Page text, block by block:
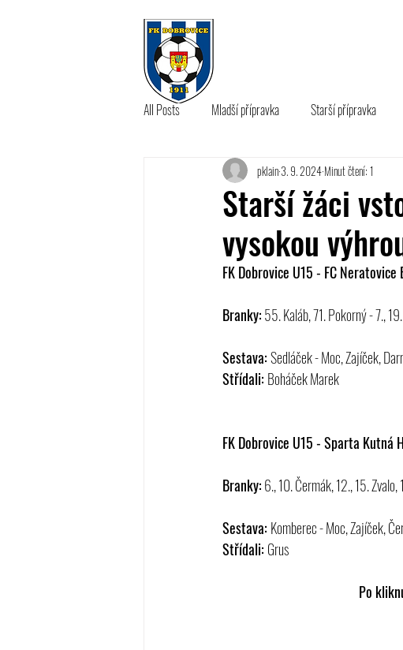
All Posts Mladší přípravka Starší přípravka
Starší žáci
vysokou
pklain3. 9. 2024Minut čtení: 1
FK Dobrovice U15 - FC
Branky: 55. Kaláb, 71. Pokorný - 7., 19.
Sestava: Sedláček - Moc, Zajíček,
Střídali: Boháček Marek
FK Dobrovice U15 - Sparta Kutná
Branky: 6., 10. Čermák, 12., 15.
Sestava: Komberec - Moc, Zajíček,
Střídali: Grus
Po